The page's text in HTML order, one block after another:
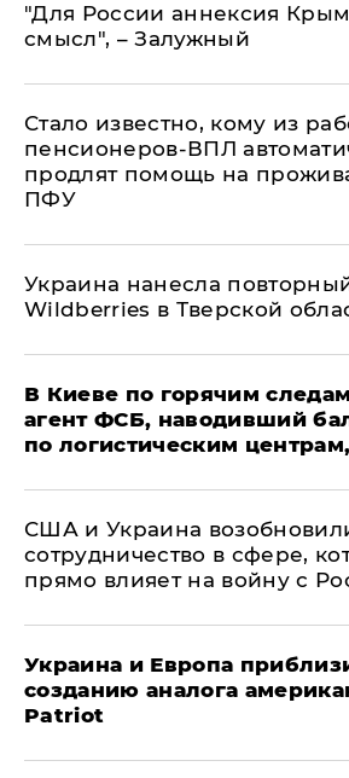
"Для России аннексия
смысл", – Залужный
Стало известно, кому из
пенсионеров-ВПЛ
продлят помощь на
ПФУ
Украина нанесла
Wildberries в Тверской
В Киеве по горячим
агент ФСБ, наводивший
по логистическим
США и Украина
сотрудничество в сфере,
прямо влияет на войну с
Украина и Европа
созданию аналога
Patriot